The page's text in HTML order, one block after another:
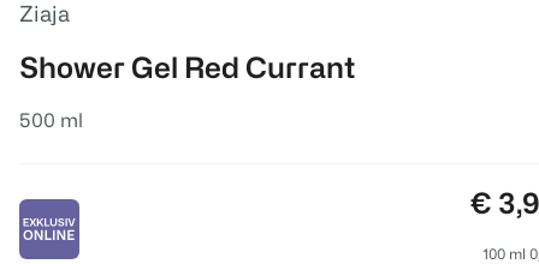
Ziaja
Shower Gel Red Currant
500 ml
€
100 ml